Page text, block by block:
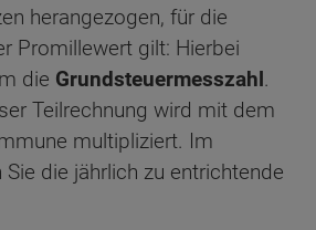
herangezogen, für die
Promillewert gilt: Hierbei
die Grundsteuermesszahl.
Teilrechnung wird mit dem
multipliziert. Im
die jährlich zu entrichtende